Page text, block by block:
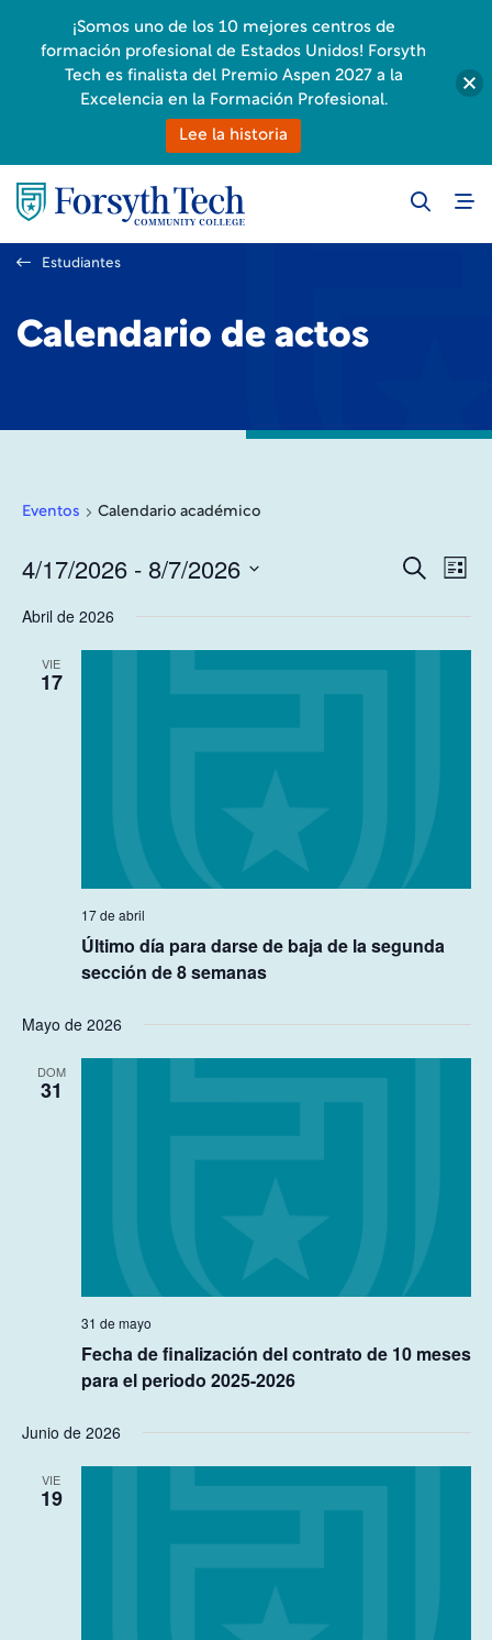
Estudiantes
Calendario de actos
Eventos Calendario académico
Buscar
Lista
4/17/2026 - 8/7/2026
la
Abril de 2026
VIE
17
17 de abril
Último día para darse de baja de la segunda
sección de 8 semanas
Mayo de 2026
DOM
31
31 de mayo
Fecha de finalización del contrato de 10 meses
para el periodo 2025-2026
Junio de 2026
VIE
19
¡Somos uno de los 10 mejores centros de
formación profesional de Estados Unidos! Forsyth
Tech es finalista del Premio Aspen 2027 a la
Excelencia en la Formación Profesional.
Lee la historia